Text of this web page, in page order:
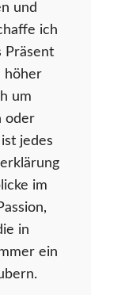
und
ich
Präsent
höher
um
oder
jedes
im
in
ein